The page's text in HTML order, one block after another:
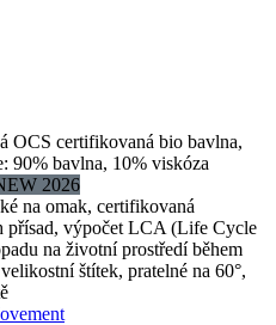
OCS certifikovaná bio bavlna,
90% bavlna, 10% viskóza
2026
na omak, certifikovaná
přísad, výpočet LCA (Life Cycle
na životní prostředí během
štítek, pratelné na 60°,